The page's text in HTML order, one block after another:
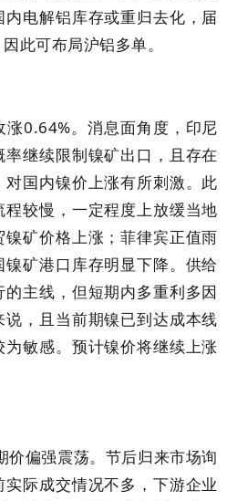
电解铝库存或重归去化，届
此可布局沪铝多单。
涨0.64%。消息面角度，印尼
继续限制镍矿出口，且存在
国内镍价上涨有所刺激。此
较慢，一定程度上放缓当地
矿价格上涨；菲律宾正值雨
矿港口库存明显下降。供给
主线，但短期内多重利多因
，且当前期镍已到达成本线
敏感。预计镍价将继续上涨
价偏强震荡。节后归来市场询
际成交情况不多，下游企业